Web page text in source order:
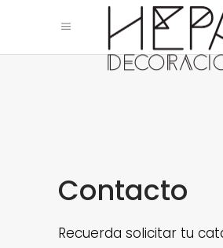
Contacto
Recuerda solicitar tu